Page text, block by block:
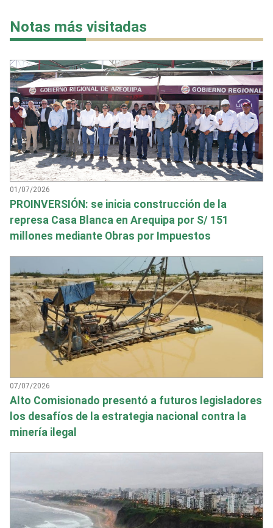
Notas más visitadas
01/07/2026
PROINVERSIÓN: se inicia construcción de la
represa Casa Blanca en Arequipa por S/ 151
millones mediante Obras por Impuestos
07/07/2026
Alto Comisionado presentó a futuros legisladores
los desafíos de la estrategia nacional contra la
minería ilegal